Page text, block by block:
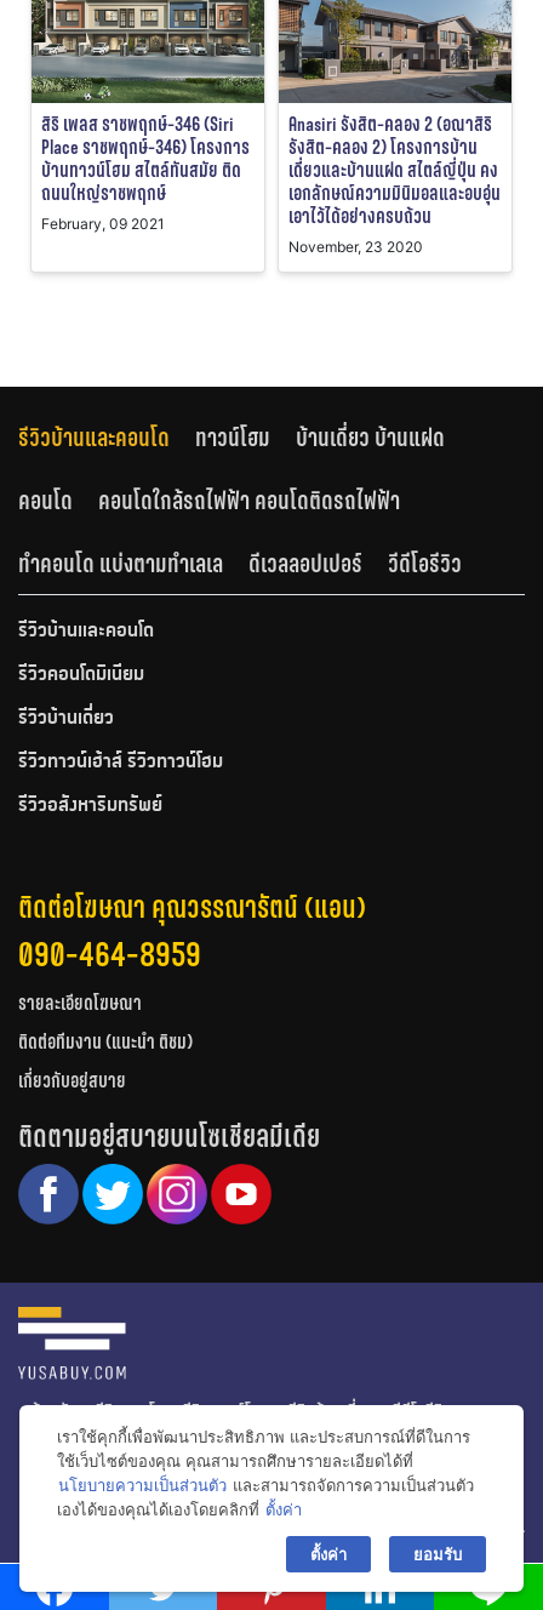
สิริ เพลส ราชพฤกษ์-346 (Siri
Place ราชพฤกษ์-346) โครงการ
บ้านทาวน์โฮม สไตล์ทันสมัย ติด
ถนนใหญ่ราชพฤกษ์
February, 09 2021
Anasiri รังสิต-คลอง 2 (อณาสิริ
รังสิต-คลอง 2​) โครงการบ้าน
เดี่ยวและบ้านแฝด สไตล์ญี่ปุ่น คง
เอกลักษณ์ความมินิมอลและอบอุ่น
เอาไว้ได้อย่างครบถ้วน
November, 23 2020
รีวิวบ้านและคอนโด ทาวน์โฮม
บ้านเดี่ยว บ้านแฝด
คอนโด
คอนโดใกล้รถไฟฟ้า คอนโดติดรถไฟฟ้า
ทำคอนโด แบ่งตามทำเลเล
ดีเวลลอปเปอร์ วีดีโอรีวิว
รีวิวบ้านและคอนโด
รีวิวคอนโดมิเนียม
รีวิวบ้านเดี่ยว
รีวิวทาวน์เฮ้าส์ รีวิวทาวน์โฮม
รีวิวอสังหาริมทรัพย์
ติดต่อโฆษณา คุณวรรณารัตน์ (แอน)
090-464-8959
รายละเอียดโฆษณา
ติดต่อทีมงาน (แนะนำ ติชม)
เกี่ยวกับอยู่สบาย
ติดตามอยู่สบายบนโซเชียลมีเดีย
หน้าหลัก รีวิวคอนโด รีวิวทาวน์โฮม รีวิวบ้านเดี่ยว
วีดีโอรีวิว
ไอเดียแต่งบ้าน
ข่าวอสังหาริมทรัพย์
โปรโมชั่นบ้านและคอนโด
โครงการน่าสนใจ
© สงวนลิขสิทธิ์ 2556-2564
เราใช้คุกกี้เพื่อพัฒนาประสิทธิภาพ และประสบการณ์ที่ดีในการ
ใช้เว็บไซต์ของคุณ คุณสามารถศึกษารายละเอียดได้ที่
นโยบายความเป็นส่วนตัว และสามารถจัดการความเป็นส่วนตัว
เองได้ของคุณได้เองโดยคลิกที่ ตั้งค่า
ตั้งค่า ยอมรับ